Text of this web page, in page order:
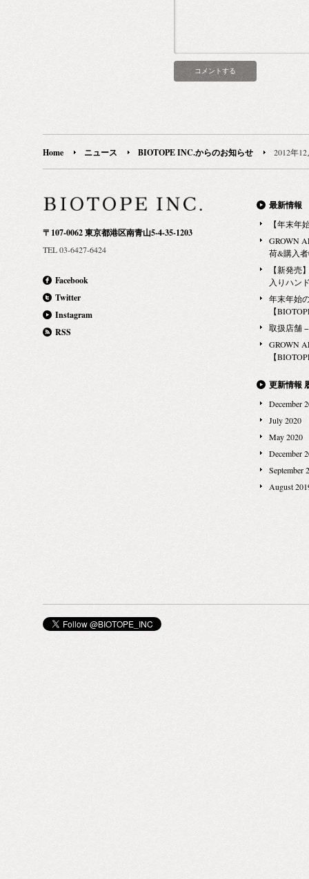
Home ニュース BIOTOPE INC.からのお知らせ 2012年
〒107-0062 東京都港区南青山5-4-35-1203
TEL 03-6427-6424
Facebook
Twitter
Instagram
RSS
最新情報
【年末年
GROWN
荷&購入
【新発売
入りハン
年末年始
【
取扱店舗
GROWN
【
更新情報
December
July 2020
May 2020
December
September
August